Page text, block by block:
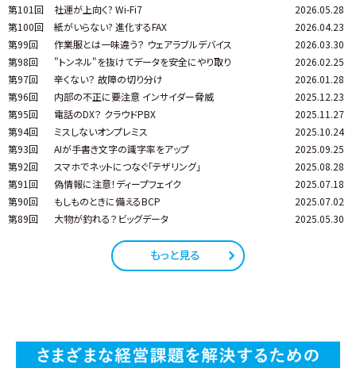
第101回
社運が上向く? Wi-Fi7
2026.05.28
第100回
紙がいらない? 進化するFAX
2026.04.23
第99回
作業服とは一味違う？ ウェアラブルデバイス
2026.03.30
第98回
"トンネル"を抜けてデータを安全にやり取り
2026.02.25
第97回
辛くない？ 故障の切り分け
2026.01.28
第96回
内部の不正に要注意 インサイダー脅威
2025.12.23
第95回
電話のDX？ クラウドPBX
2025.11.27
第94回
ミスしないオンプレミス
2025.10.24
第93回
AIが手書き文字の識字率をアップ
2025.09.25
第92回
スマホでネットにつなぐ「テザリング」
2025.08.28
第91回
偽情報に注意！ディープフェイク
2025.07.18
第90回
もしものときに備えるBCP
2025.07.02
第89回
大物が釣れる？ビッグデータ 2025.05.30
もっと見る